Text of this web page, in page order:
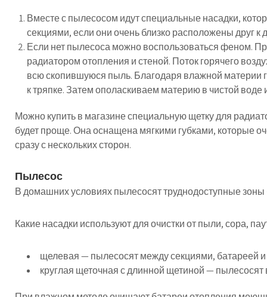
Вместе с пылесосом идут специальные насадки,
секциями, если они очень близко расположены друг к
Если нет пылесоса можно воспользоваться феном.
радиатором отопления и стеной. Поток горячего
всю скопившуюся пыль. Благодаря влажной материи
к тряпке. Затем ополаскиваем материю в чистой
Можно купить в магазине специальную щетку для
будет проще. Она оснащена мягкими губками, которые
сразу с нескольких сторон.
Пылесос
В домашних условиях пылесосят труднодоступные зоны
Какие насадки используют для очистки от пыли, сора,
щелевая — пылесосят между секциями, батареей
круглая щеточная с длинной щетиной —